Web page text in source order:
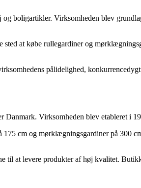
boligartikler. Virksomheden blev
sted at købe rullegardiner og
pålidelighed,
Virksomheden blev etableret i
cm og mørklægningsgardiner på 300
at levere produkter af høj kvalitet.